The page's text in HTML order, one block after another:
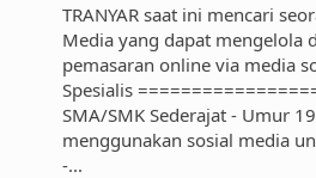
TRANYAR saat ini mencari
Media yang dapat mengelola
pemasaran online via media
Spesialis
SMA/SMK Sederajat - Umur
menggunakan sosial media
-...